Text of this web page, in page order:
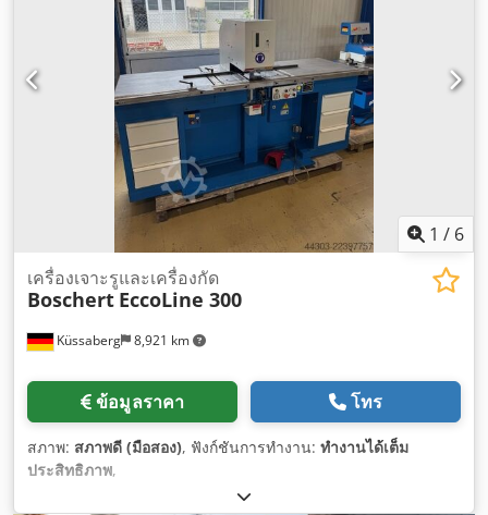
1 / 6
Küssaberg 8,921 km
เครื่องเจาะรูและเครื่องกัด
Boschert EccoLine 300
ข้อมูลราคา โทร
สภาพ: สภาพดี (มือสอง), ฟังก์ชันการทำงาน: ทำงานได้เต็ม
ประสิทธิภาพ,